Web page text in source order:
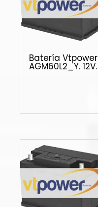
Batería Vtpower
AGM60L2_Y. 12V.